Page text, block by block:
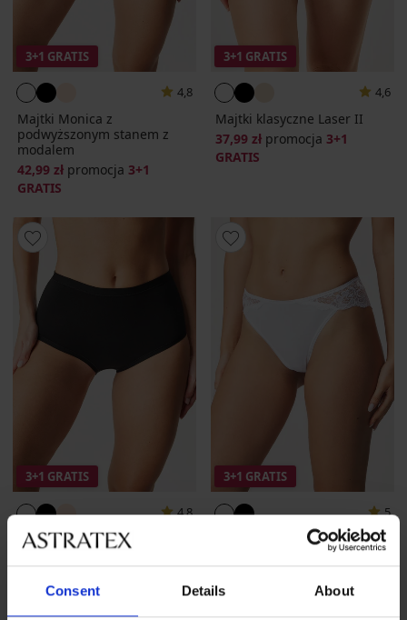
Consent Details About
3+1 GRATIS
4,8
Majtki Monica z
podwyższonym stanem z
modalem
42,99 zł promocja 3+1
GRATIS
3+1 GRATIS
4,6
Majtki klasyczne Laser II
37,99 zł promocja 3+1
GRATIS
3+1 GRATIS
4,8
Majtki Monica z
podwyższonym stanem z
modalem
42,99 złpromocja
3+1 GRATIS
5
Majtki Donna z modalem